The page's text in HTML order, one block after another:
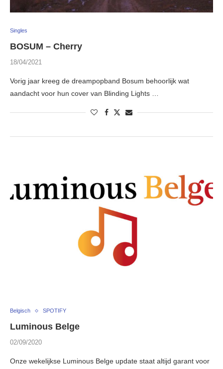
Singles
BOSUM – Cherry
18/04/2021
Vorig jaar kreeg de dreampopband Bosum behoorlijk wat
aandacht voor hun cover van Blinding Lights …
Belgisch SPOTIFY
Luminous Belge
02/09/2020
Onze wekelijkse Luminous Belge update staat altijd garant voor